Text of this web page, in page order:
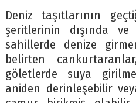
Deniz taşıtlarının
şeritlerinin dışında
sahillerde denize
belirten
göletlerde suya
aniden derinleşebilir